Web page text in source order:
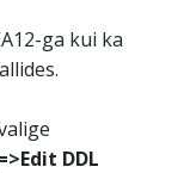
ga kui ka
DDL